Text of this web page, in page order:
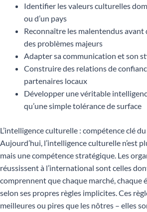
Identifier les valeurs culturelles
ou d’un pays
Reconnaître les malentendus avant
des problèmes majeurs
Adapter sa communication et son
Construire des relations de
partenaires locaux
Développer une véritable
qu’une simple tolérance de surface
L’intelligence culturelle : compétence clé
Aujourd’hui, l’intelligence culturelle n’est
mais une compétence stratégique. Les
réussissent à l’international sont celles
comprennent que chaque marché, chaque
selon ses propres règles implicites. Ces
meilleures ou pires que les nôtres – elles